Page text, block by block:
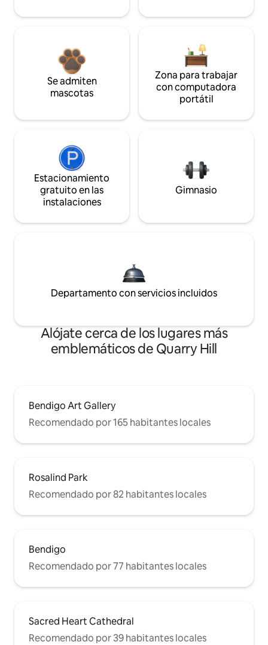
Se admiten
mascotas
Zona para trabajar
con computadora
portátil
Estacionamiento
gratuito en las
instalaciones
Gimnasio
Departamento con servicios incluidos
Alójate cerca de los lugares más
emblemáticos de Quarry Hill
Bendigo Art Gallery
Recomendado por 165 habitantes locales
Rosalind Park
Recomendado por 82 habitantes locales
Bendigo
Recomendado por 77 habitantes locales
Sacred Heart Cathedral
Recomendado por 39 habitantes locales